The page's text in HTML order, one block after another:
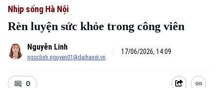
Nhịp sống Hà Nội
Rèn luyện sức khỏe trong công viên
Nguyễn Linh
ngoclinh.nguyen01@daihanoi.vn
17/06/2026, 14:09
0